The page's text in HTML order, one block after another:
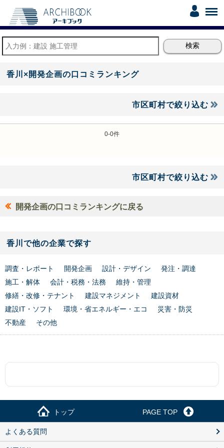
香川×開発企画の口コミランキング
市区町村で絞り込む
0-0件
市区町村で絞り込む
開発企画の口コミランキングに戻る
香川で他の企業で探す
調査・レポート 開発企画 設計・デザイン
発注・調達
施工・解体
会計・税務・法務
維持・管理
修繕・改修・テナント
建設マネジメント
建設資材
建設IT・ソフト
環境・省エネルギー・エコ
災害・防災
不動産
その他
トップ PAGE TOP
よくある質問